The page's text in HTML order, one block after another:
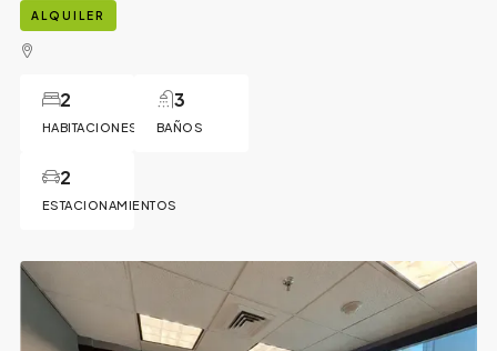
ALQUILER
HABITACIONES
2
BAÑOS
3
ESTACIONAMIENTOS
2